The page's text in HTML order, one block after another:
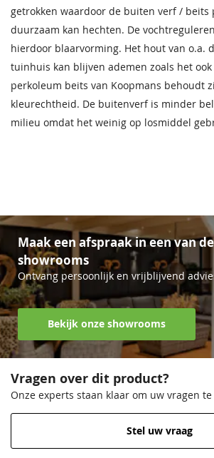
getrokken waardoor de buiten verf / beits
duurzaam kan hechten. De
hierdoor blaarvorming. Het hout van o.a.
tuinhuis kan blijven ademen zoals het
perkoleum beits van Koopmans behoudt
kleurechtheid. De buitenverf is minder
milieu omdat het weinig op losmiddel
Maak een afspraak in een van
showrooms
Ontvang persoonlijk en vrijblijvend
Bekijk onze showrooms
Vragen over dit product?
Onze experts staan klaar om uw vragen
Stel uw vraag